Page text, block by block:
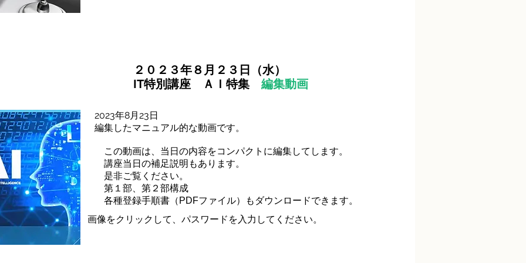
２０２３年８月２３日（水）
​IT特別講座 ＡＩ特集 編集動画
2023年8月23日
編集したマニュアル的な動画です。
この動画は、当日の内容をコンパクトに編集してします。
講座当日の補足説明もあります。
是非ご覧ください。
第１部、第２部構成
各種登録手順書（PDFファイル）もダウンロードできます。
画像をクリックして、パスワードを入力してください。